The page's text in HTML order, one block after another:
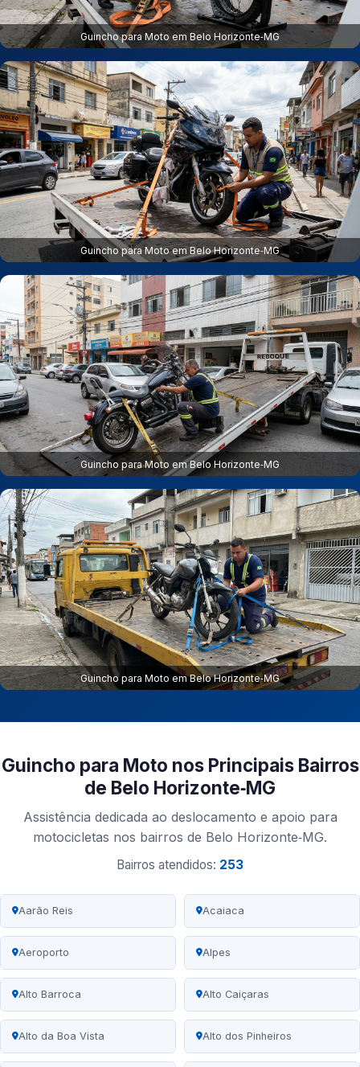
Guincho para Moto em Belo Horizonte‑MG
Guincho para Moto em Belo Horizonte‑MG
Guincho para Moto em Belo Horizonte‑MG
Guincho para Moto em Belo Horizonte‑MG
Guincho para Moto nos Principais Bairros
de Belo Horizonte‑MG
Assistência dedicada ao deslocamento e apoio para
motocicletas nos bairros de Belo Horizonte‑MG.
Bairros atendidos: 253
Aarão Reis Acaiaca
Aeroporto Alpes
Alto Barroca Alto Caiçaras
Alto da Boa Vista Alto dos Pinheiros